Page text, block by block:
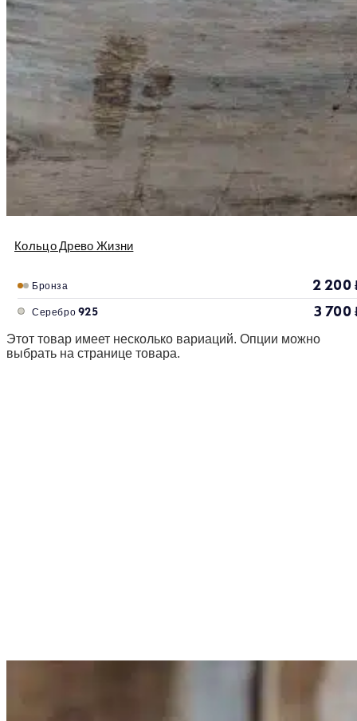
Кольцо Древо Жизни
Бронза 2 200
Серебро 925 3 700
Этот товар имеет несколько вариаций. Опции можно
выбрать на странице товара.